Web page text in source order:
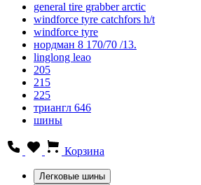
general tire grabber arctic
windforce tyre catchfors h/t
windforce tyre
нордман 8 170/70 /13.
linglong leao
205
215
225
триангл 646
шины
Корзина
Легковые шины